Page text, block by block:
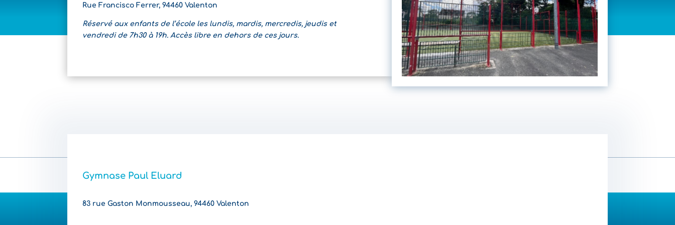
Rue Francisco Ferrer, 94460 Valenton
Réservé aux enfants de l’école les lundis, mardis, mercredis, jeudis et
vendredi de 7h30 à 19h.Accès libre en dehors de ces jours.
Gymnase Paul Eluard
83 rue Gaston Monmousseau, 94460 Valenton